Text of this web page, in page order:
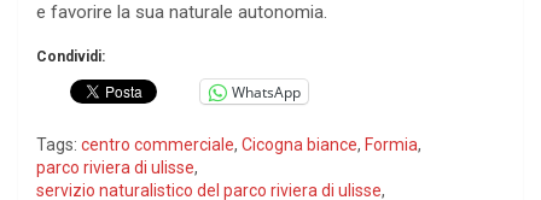
e favorire la sua naturale autonomia.
Condividi:
WhatsApp
Tags: centro commerciale, Cicogna biance, Formia,
parco riviera di ulisse,
servizio naturalistico del parco riviera di ulisse,